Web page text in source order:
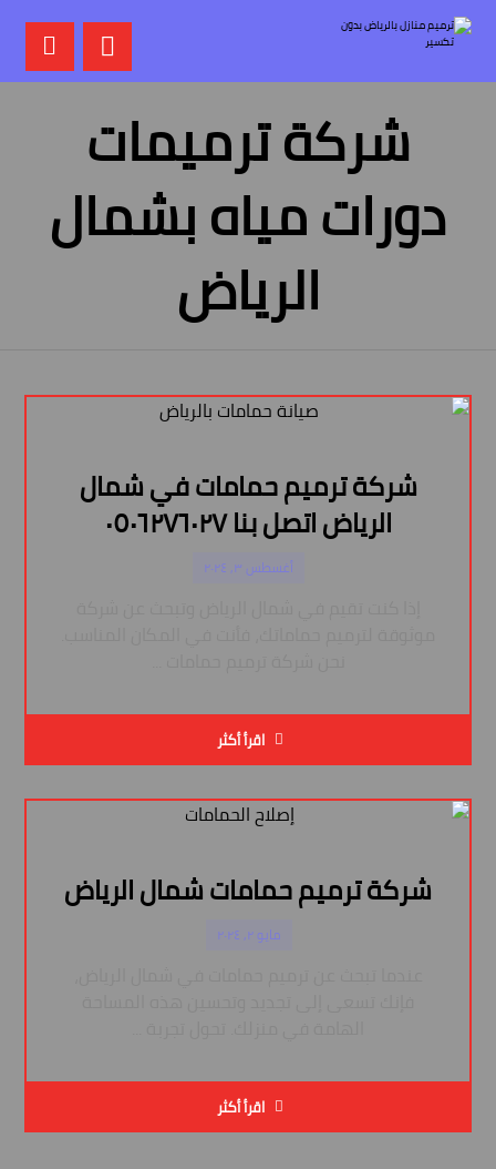
شركة ترميمات
دورات مياه بشمال
الرياض
شركة ترميم حمامات في شمال
الرياض اتصل بنا ٠٥٠٦٢٧٦٠٢٧
أغسطس ٣, ٢٠٢٤
اقرأ أكثر
شركة ترميم حمامات شمال الرياض
مايو ٢, ٢٠٢٤
اقرأ أكثر